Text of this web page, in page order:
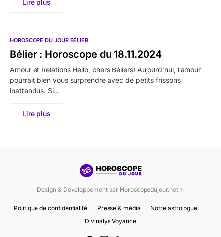
Lire plus
HOROSCOPE DU JOUR BÉLIER
Bélier : Horoscope du 18.11.2024
Amour et Relations Hello, chers Béliers! Aujourd’hui, l’amour
pourrait bien vous surprendre avec de petits frissons
inattendus. Si…
Lire plus
Design & Développement par Horoscopedujour.net ✨
Politique de confidentialité Presse & média
Notre astrologue
Divinalys Voyance